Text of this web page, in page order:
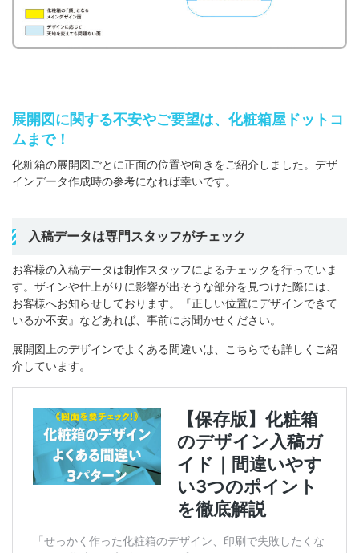
展開図に関する不安やご要望は、化粧箱屋ドットコ
ムまで！
化粧箱の展開図ごとに正面の位置や向きをご紹介しました。デザ
インデータ作成時の参考になれば幸いです。
入稿データは専門スタッフがチェック
お客様の入稿データは制作スタッフによるチェックを行っていま
す。ザインや仕上がりに影響が出そうな部分を見つけた際には、
お客様へお知らせしております。『正しい位置にデザインできて
いるか不安』などあれば、事前にお聞かせください。
展開図上のデザインでよくある間違いは、こちらでも詳しくご紹
介しています。